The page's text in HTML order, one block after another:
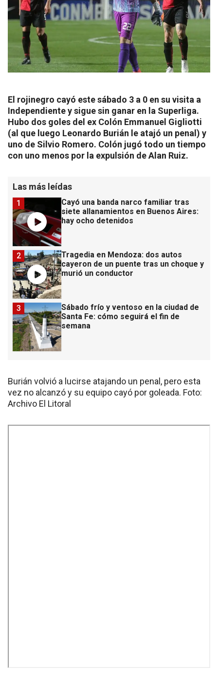
El rojinegro cayó este sábado 3 a 0 en su visita a
Independiente y sigue sin ganar en la Superliga.
Hubo dos goles del ex Colón Emmanuel Gigliotti
(al que luego Leonardo Burián le atajó un penal) y
uno de Silvio Romero. Colón jugó todo un tiempo
con uno menos por la expulsión de Alan Ruiz.
Las más leídas
Cayó una banda narco familiar tras
siete allanamientos en Buenos Aires:
hay ocho detenidos
1
Tragedia en Mendoza: dos autos
cayeron de un puente tras un choque y
murió un conductor
2
Sábado frío y ventoso en la ciudad de
Santa Fe: cómo seguirá el fin de
semana
3
Burián volvió a lucirse atajando un penal, pero esta
vez no alcanzó y su equipo cayó por goleada. Foto:
Archivo El Litoral